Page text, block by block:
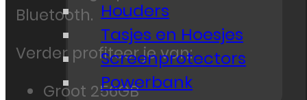
Houders
Tasjes en Hoesjes
Screenprotectors
Powerbank
Bluetooth.
Verder profiteer je van:
Groot 256GB